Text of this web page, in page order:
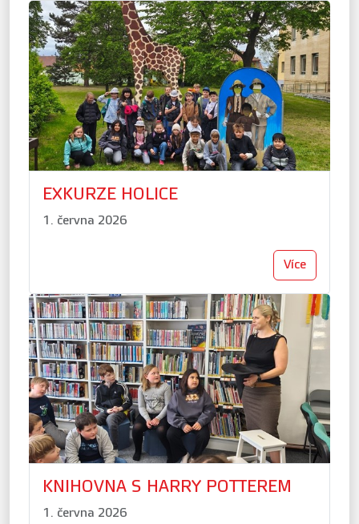
EXKURZE HOLICE
1. června 2026
Více
KNIHOVNA S HARRY POTTEREM
1. června 2026